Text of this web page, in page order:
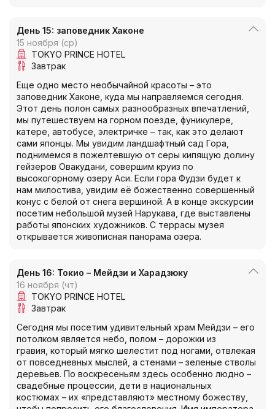
День 15: заповедник Хаконе
15 ноября (ср)
TOKYO PRINCE HOTEL
Завтрак
Еще одно место необычайной красоты – это
заповедник Хаконе, куда мы направляемся сегодня.
Этот день полон самых разнообразных впечатлений,
мы путешествуем на горном поезде, фуникулере,
катере, автобусе, электричке – так, как это делают
сами японцы. Мы увидим ландшафтный сад Гора,
поднимемся в пожелтевшую от серы кипящую долину
гейзеров Овакудани, совершим круиз по
высокогорному озеру Аси. Если гора Фудзи будет к
нам милостива, увидим её божественно совершенный
конус с белой от снега вершиной. А в конце экскурсии
посетим небольшой музей Нарукава, где выставлены
работы японских художников. С террасы музея
открывается живописная панорама озера.
День 16: Токио – Мейдзи и Харадзюку
16 ноября (чт)
TOKYO PRINCE HOTEL
Завтрак
Сегодня мы посетим удивительный храм Мейдзи – его
потолком является небо, полом – дорожки из
гравия, который мягко шелестит под ногами, отвлекая
от повседневных мыслей, а стенами – зеленые стволы
деревьев. По воскресеньям здесь особенно людно –
свадебные процессии, дети в национальных
костюмах – их «представляют» местному божеству,